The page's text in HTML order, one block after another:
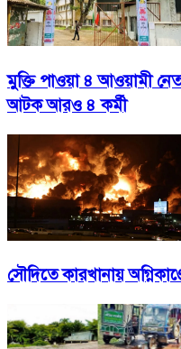
মুক্তি পাওয়া ৪ আওয়ামী
আটক আরও ৪ কর্মী
সৌদিতে কারখানায়